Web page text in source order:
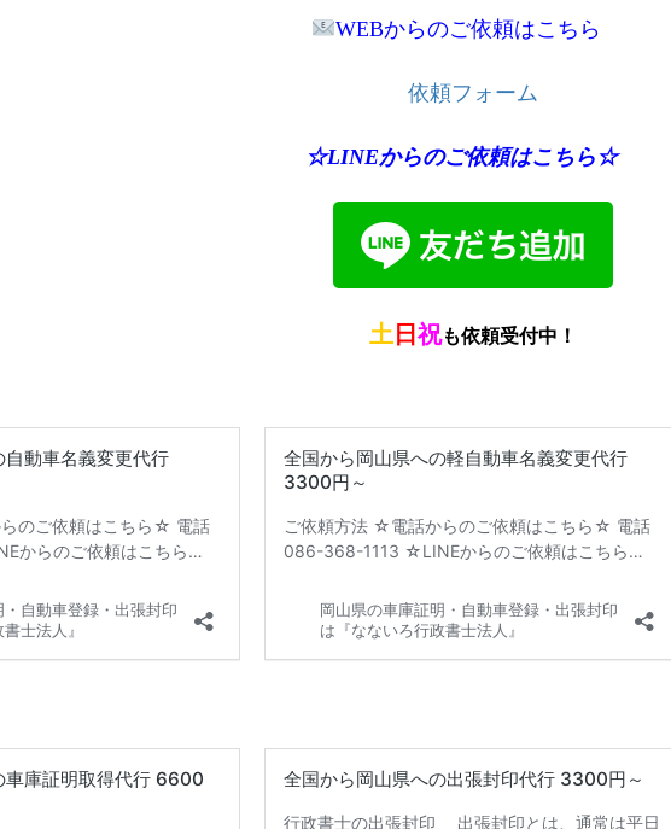
WEBからのご依頼はこちら
依頼フォーム
☆LINEからのご依頼はこちら☆
土日祝も依頼受付中！